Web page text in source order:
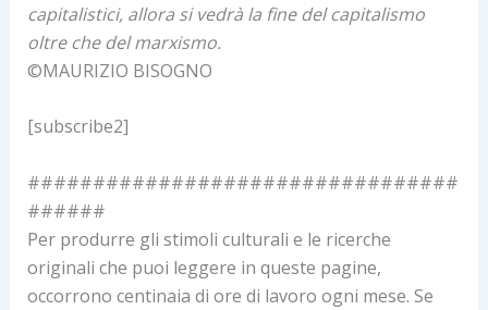
capitalistici, allora si vedrà la fine del capitalismo
oltre che del marxismo.
©MAURIZIO BISOGNO
[subscribe2]
#################################
######
Per produrre gli stimoli culturali e le ricerche
originali che puoi leggere in queste pagine,
occorrono centinaia di ore di lavoro ogni mese. Se